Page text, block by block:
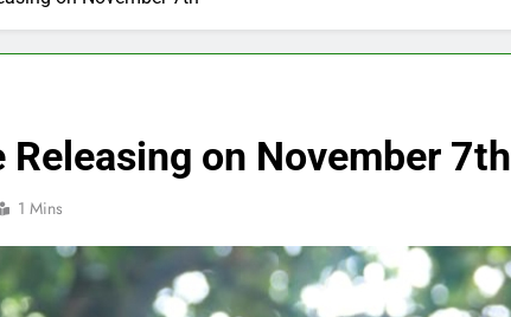
Releasing on November 7th
1 Mins